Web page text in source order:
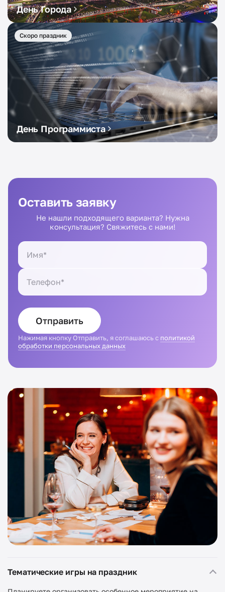
День Города
Скоро праздник
День Программиста
Оставить заявку
Не нашли подходящего варианта? Нужна
консультация? Свяжитесь с нами!
Отправить
Нажимая кнопку Отправить, я соглашаюсь с политикой
обработки персональных данных
Тематические игры на праздник